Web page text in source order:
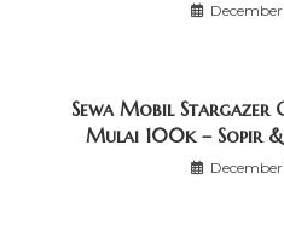
Sewa Mobil Stargazer
Mulai 100k – Sopir &